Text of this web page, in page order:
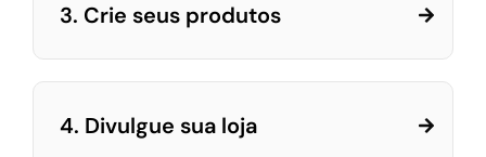
3. Crie seus produtos
4. Divulgue sua loja